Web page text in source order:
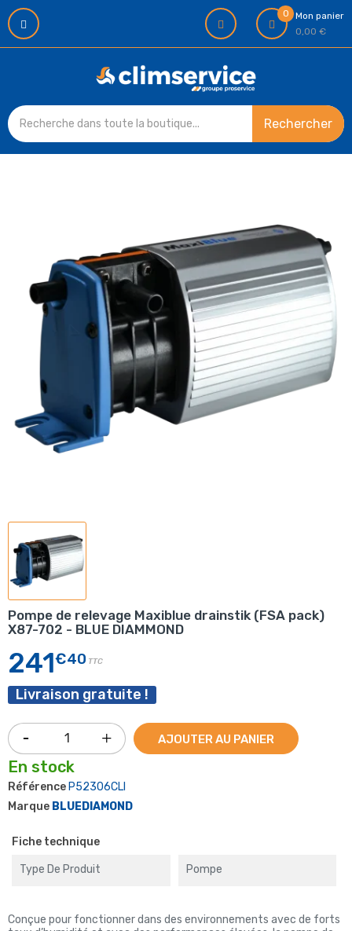
0
Mon panier
0,00 €
Rechercher
Pompe de relevage Maxiblue drainstik (FSA pack)
X87-702 - BLUE DIAMMOND
241€40 TTC
Livraison gratuite !
AJOUTER AU PANIER
En stock
Référence P52306CLI
Marque BLUEDIAMOND
Fiche technique
Type De Produit Pompe
Conçue pour fonctionner dans des environnements avec de forts